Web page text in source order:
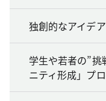
独創的なアイデ
学生や若者の”挑
ニティ形成」プ